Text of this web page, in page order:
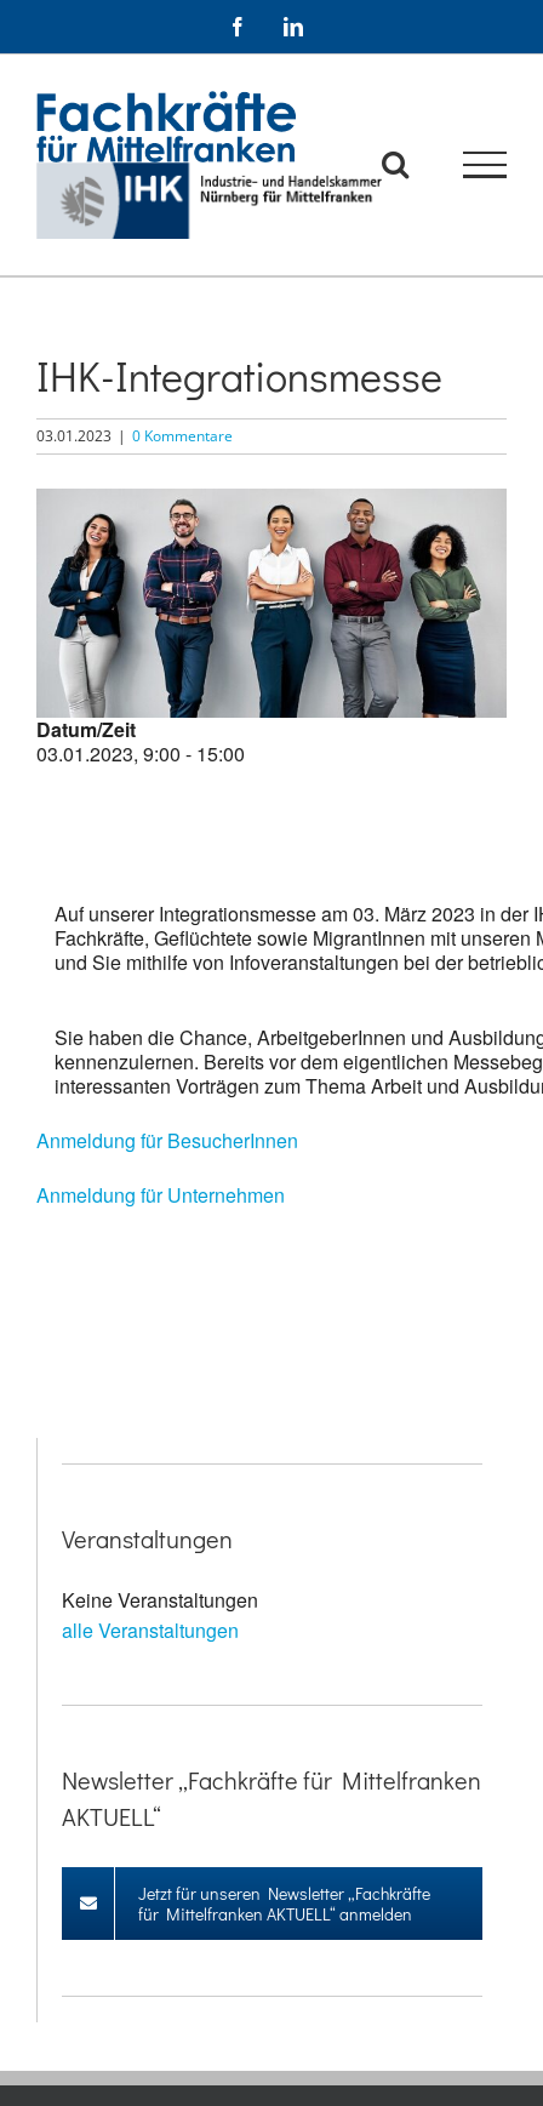
FacebookLinkedIn
IHK-Integrationsmesse
03.01.2023 | 0 Kommentare
grösseres
Bild
Datum/Zeit
03.01.2023, 9:00 - 15:00
Auf unserer Integrationsmesse am 03. März 2023 in
Fachkräfte, Geflüchtete sowie MigrantInnen mit
und Sie mithilfe von Infoveranstaltungen bei der
Sie haben die Chance, ArbeitgeberInnen und
kennenzulernen. Bereits vor dem eigentlichen
interessanten Vorträgen zum Thema Arbeit und
Anmeldung für BesucherInnen
Anmeldung für Unternehmen
Veranstaltungen
Keine Veranstaltungen
alle Veranstaltungen
Newsletter „Fachkräfte für Mittelfranken
AKTUELL“
Jetzt für unseren Newsletter „Fachkräfte
für Mittelfranken AKTUELL“ anmelden